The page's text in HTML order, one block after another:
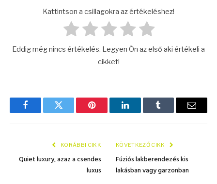
Kattintson a csillagokra az értékeléshez!
Eddig még nincs értékelés. Legyen Ön az első aki értékeli a
cikket!
FacebookTwitter Pinterest LinkedInTumblr
E.-
KORÁBBI CIKK
Quiet luxury, azaz a csendes
luxus
KÖVETKEZŐ CIKK
Fúziós lakberendezés kis
lakásban vagy garzonban